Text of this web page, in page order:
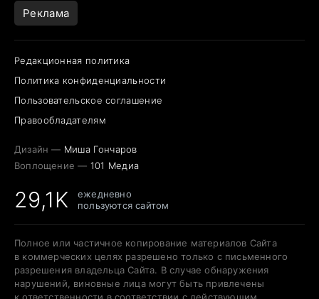
Реклама
Редакционная политика
Политика конфиденциальности
Пользовательское соглашение
Правообладателям
Дизайн — Миша Гончаров
Воплощение — 101 Медиа
29,1K
ежедневно
пользуются сайтом
Полное или частичное копирование материалов Сайта
в коммерческих целях разрешено только с письменного
разрешения владельца Сайта. В случае обнаружения
нарушений, виновные лица могут быть привлечены
к ответственности в соответствии с действующим